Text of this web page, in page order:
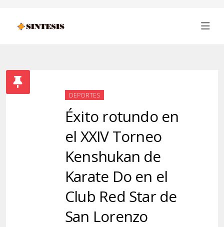
DEPORTES
Éxito rotundo en
el XXIV Torneo
Kenshukan de
Karate Do en el
Club Red Star de
San Lorenzo